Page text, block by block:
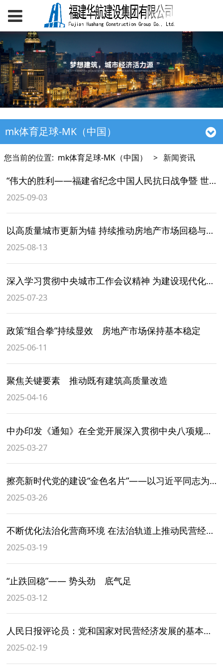
mk体育足球-MK（中国）
您当前的位置: mk体育足球-MK（中国） > 新闻资讯
“伟大的胜利——福建省纪念中国人民抗日战争暨 世界反法西斯战争胜利80周年主题展览”在榕举行
2025-09-03
以高质量城市更新为锚 持续推动房地产市场回稳与行业转型
2025-08-13
深入学习贯彻中央城市工作会议精神 为建设现代化人民城市不懈奋斗
2025-07-23
政策“组合拳”持续显效 房地产市场保持基本稳定
2025-06-11
聚焦关键要素 推动既有建筑高质量改造
2025-04-16
中办印发《通知》在全党开展深入贯彻中央八项规定精神学习教育
2025-03-27
擦亮新时代党的建设“金色名片”——以习近平同志为核心的党中央贯彻执行中央八项规定、推进作风建设纪实
2025-03-26
不断优化法治化营商环境 在法治轨道上推动民营经济高质量发展（专题深思）
2025-03-19
“止跌回稳”—— 势头劲 底气足
2025-03-12
人民日报评论员：党和国家对民营经济发展的基本方针政策不会变——论学习贯彻习近平总书记在民营企业座谈会上重要讲话
2025-02-19